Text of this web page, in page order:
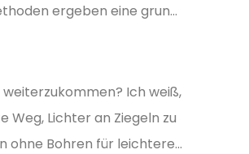
ergeben eine grun...
Ich weiß,
Lichter an Ziegeln zu
ohne Bohren für leichtere...